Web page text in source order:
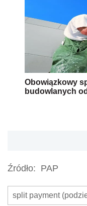
Obowiązkowy
budowlanych
Źródło: PAP
split payment